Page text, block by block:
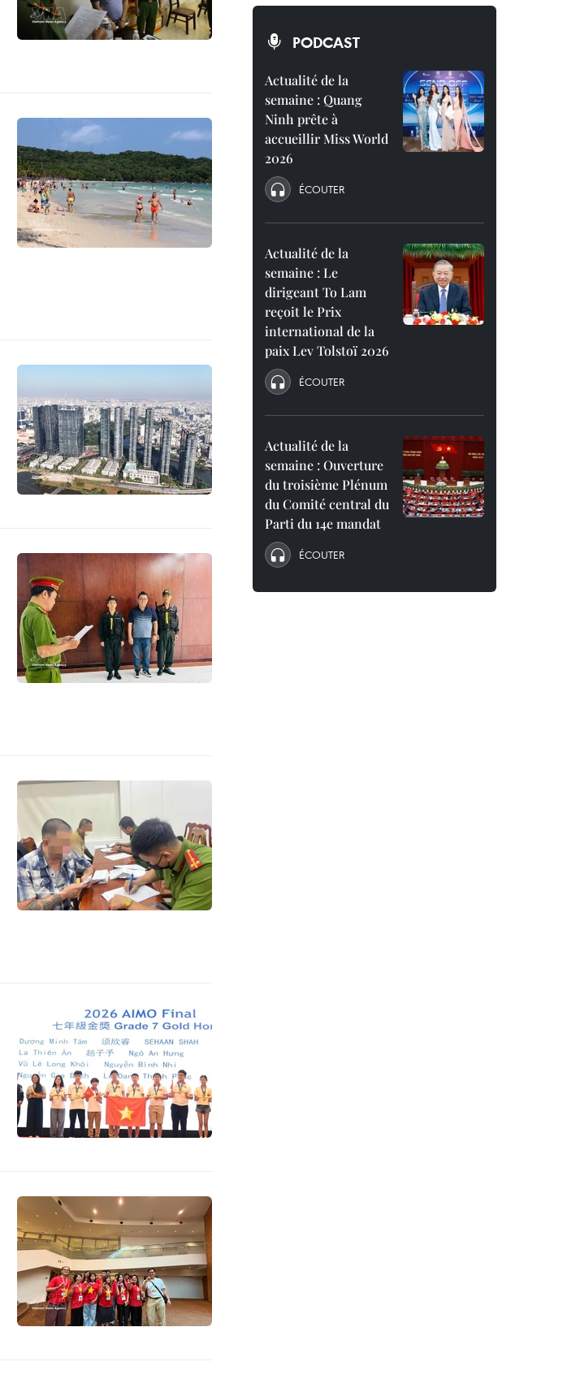
PODCAST
Actualité de la
semaine : Quang
Ninh prête à
accueillir Miss World
2026
ÉCOUTER
Actualité de la
semaine : Le
dirigeant To Lam
reçoit le Prix
international de la
paix Lev Tolstoï 2026
ÉCOUTER
Actualité de la
semaine : Ouverture
du troisième Plénum
du Comité central du
Parti du 14e mandat
ÉCOUTER